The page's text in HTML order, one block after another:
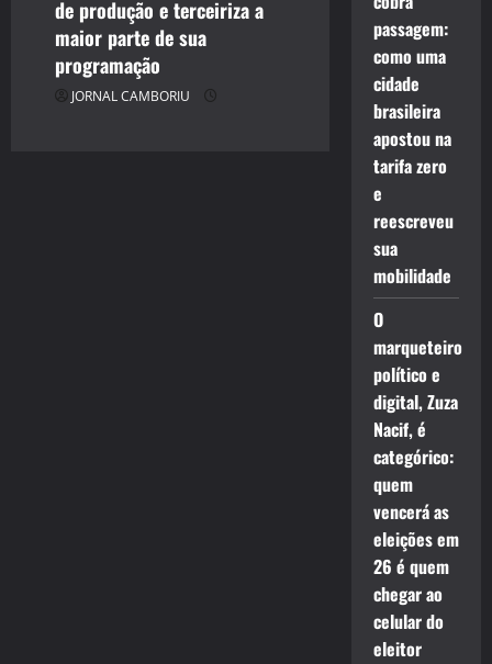
de produção e terceiriza a
maior parte de sua
programação
JORNAL CAMBORIU
passagem:
como uma
cidade
brasileira
apostou na
tarifa zero
e
reescreveu
sua
mobilidade
O
marqueteiro
político e
digital, Zuza
Nacif, é
categórico:
quem
vencerá as
eleições em
26 é quem
chegar ao
celular do
eleitor